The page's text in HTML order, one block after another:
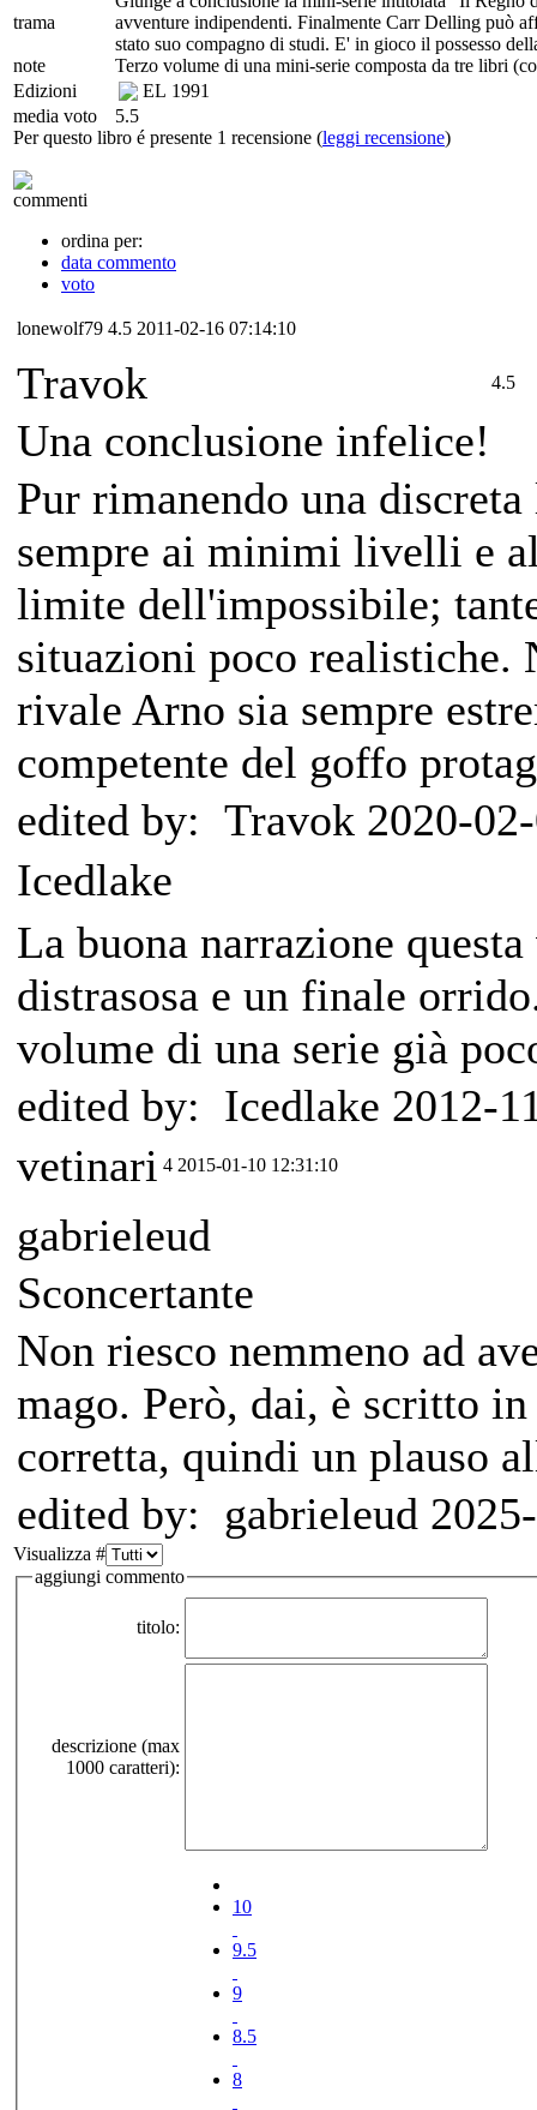
trama
avventure indipendenti. Finalmente Carr Delling può
stato suo compagno di studi. E' in gioco il possesso
note
Terzo volume di una mini-serie composta da tre libri
Edizioni
EL 1991
media voto
5.5
Per questo libro é presente 1 recensione (leggi recensione)
commenti
ordina per:
data commento
voto
lonewolf79 4.5 2011-02-16 07:14:10
Travok 4.5
Una conclusione infelice!
Pur rimanendo una
sempre ai minimi livelli e
limite dell'impossibile;
situazioni poco realistiche.
rivale Arno sia sempre
competente del goffo
edited by: Travok 2020-
Icedlake
La buona narrazione
distrasosa e un finale
volume di una serie già
edited by: Icedlake 2012-
vetinari 4 2015-01-10 12:31:10
gabrieleud
Sconcertante
Non riesco nemmeno ad
mago. Però, dai, è scritto
corretta, quindi un plauso
edited by: gabrieleud
Visualizza #
aggiungi commento
titolo:
descrizione (max
1000 caratteri):
10
9.5
9
8.5
8